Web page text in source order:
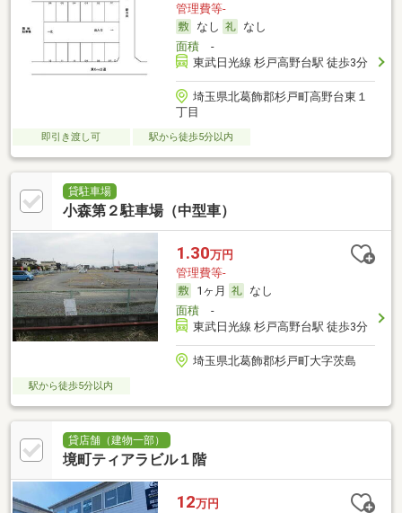
管理費等-
なし
なし
面積-
東武日光線 杉戸高野台駅 徒歩3分
埼玉県北葛飾郡杉戸町高野台東１
丁目
即引き渡し可 駅から徒歩5分以内
貸駐車場
小森第２駐車場（中型車）
1.30万円
管理費等-
1ヶ月
なし
面積-
東武日光線 杉戸高野台駅 徒歩3分
埼玉県北葛飾郡杉戸町大字茨島
駅から徒歩5分以内
貸店舗（建物一部）
境町ティアラビル１階
12万円